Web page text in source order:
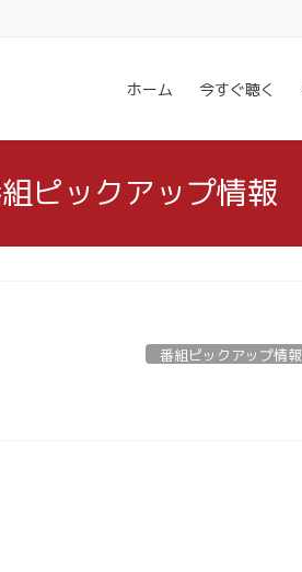
ホーム 今すぐ聴く
ピックアップ情報
番組ピックアップ情報